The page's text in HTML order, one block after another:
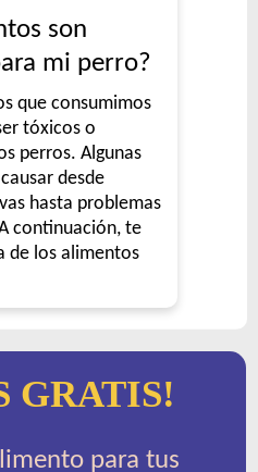
y Arroz
Perro Sabor Carne
Perro Sabor Cerdo
Perro Sabor Pollo
Salmón Rosado
Raza Grande
son
mi perro?
que consumimos
tóxicos o
perros. Algunas
desde
hasta problemas
continuación, te
de los alimentos
GRATIS!
para tus